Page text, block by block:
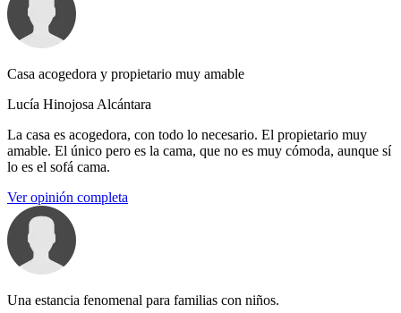
Casa acogedora y propietario muy amable
Lucía Hinojosa Alcántara
La casa es acogedora, con todo lo necesario. El propietario muy
amable. El único pero es la cama, que no es muy cómoda, aunque sí
lo es el sofá cama.
Ver opinión completa
Una estancia fenomenal para familias con niños.